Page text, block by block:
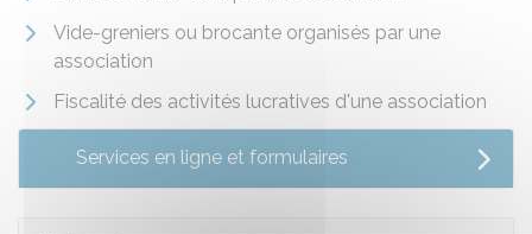
Vide-greniers ou brocante organisés par une
association
Fiscalité des activités lucratives d'une association
Services en ligne et formulaires